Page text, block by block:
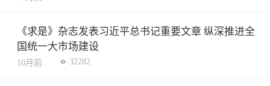
《求是》杂志发表习近平总书记重要文章 纵深推进全
国统一大市场建设
10月前 32282